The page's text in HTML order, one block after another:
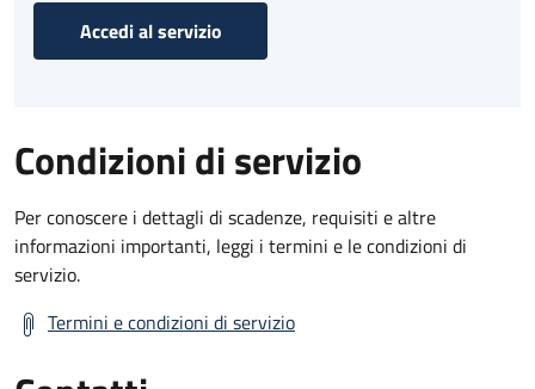
Accedi al servizio
Condizioni di servizio
Per conoscere i dettagli di scadenze, requisiti e altre
informazioni importanti, leggi i termini e le condizioni di
servizio.
Termini e condizioni di servizio